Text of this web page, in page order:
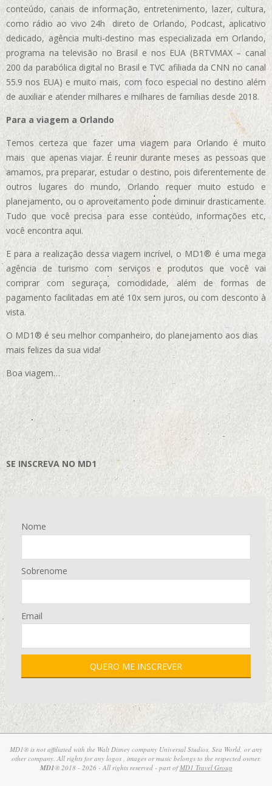
conteúdo, canais de informação, entretenimento, lazer, cultura,
como rádio ao vivo 24h direto de Orlando, Podcast, aplicativo
dedicado, agência multi-destino mas especializada em Orlando,
programa na televisão no Brasil e nos EUA (BRTVMAX – canal
200 da parabólica digital no Brasil e TVC afiliada da CNN no canal
55.9 nos EUA) e muito mais, com foco especial no destino além
de auxiliar e atender milhares e milhares de famílias desde 2018.
Para a viagem a Orlando
Temos certeza que fazer uma viagem para Orlando é muito
mais que apenas viajar. É reunir durante meses as pessoas que
amamos, pra preparar, estudar o destino, pois diferentemente de
outros lugares do mundo, Orlando requer muito estudo e
planejamento, ou o aproveitamento pode diminuir drasticamente.
Tudo que você precisa para esse conteúdo, informações etc,
você encontra aqui.
E para a realização dessa viagem incrível, o MD1® é uma mega
agência de turismo com serviços e produtos que você vai
comprar com seguraça, comodidade, além de formas de
pagamento facilitadas em até 10x sem juros, ou com desconto à
vista.
O MD1® é seu melhor companheiro, do planejamento aos dias
mais felizes da sua vida!
Boa viagem…
SE INSCREVA NO MD1
Nome
Sobrenome
Email
MD1® is not affiliated with the Walt Disney company Universal Studios, Sea World, or any
other company. All rights for any logos , images or music belongs to the respected owner.
MD1® 2018 - 2026 - All rights reserved - part ofMD1 Travel Group